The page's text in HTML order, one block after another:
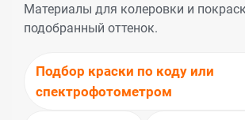
Материалы для колеровки и
подобранный оттенок.
Подбор краски по коду или
спектрофотометром